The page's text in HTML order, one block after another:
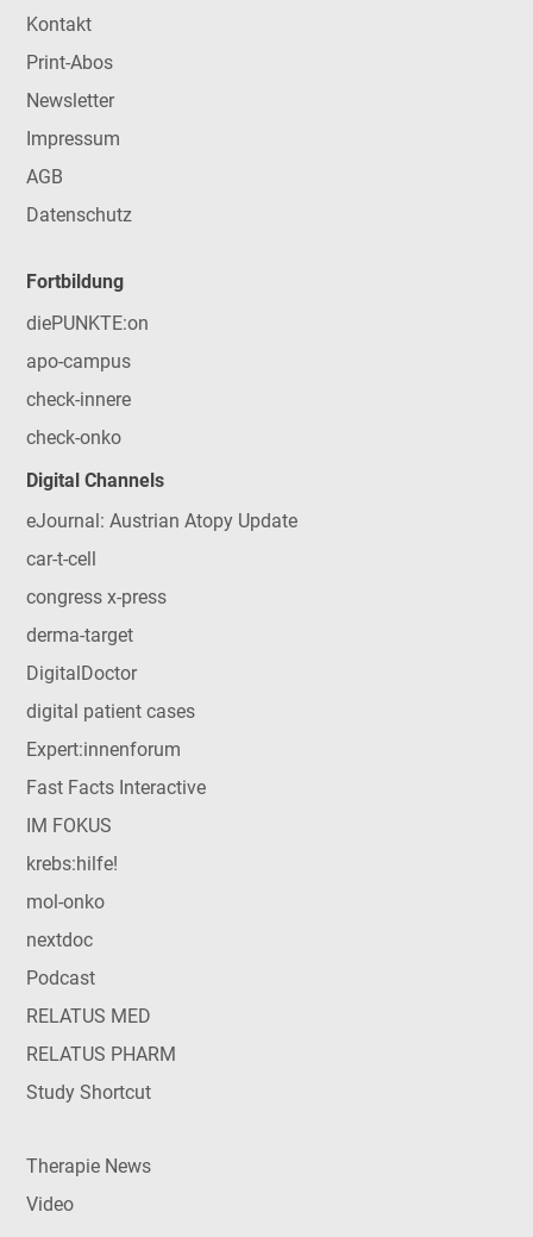
Kontakt
Print-Abos
Newsletter
Impressum
AGB
Datenschutz
Fortbildung
diePUNKTE:on
apo-campus
check-innere
check-onko
Digital Channels
eJournal: Austrian Atopy Update
car-t-cell
congress x-press
derma-target
DigitalDoctor
digital patient cases
Expert:innenforum
Fast Facts Interactive
IM FOKUS
krebs:hilfe!
mol-onko
nextdoc
Podcast
RELATUS MED
RELATUS PHARM
Study Shortcut
Therapie News
Video